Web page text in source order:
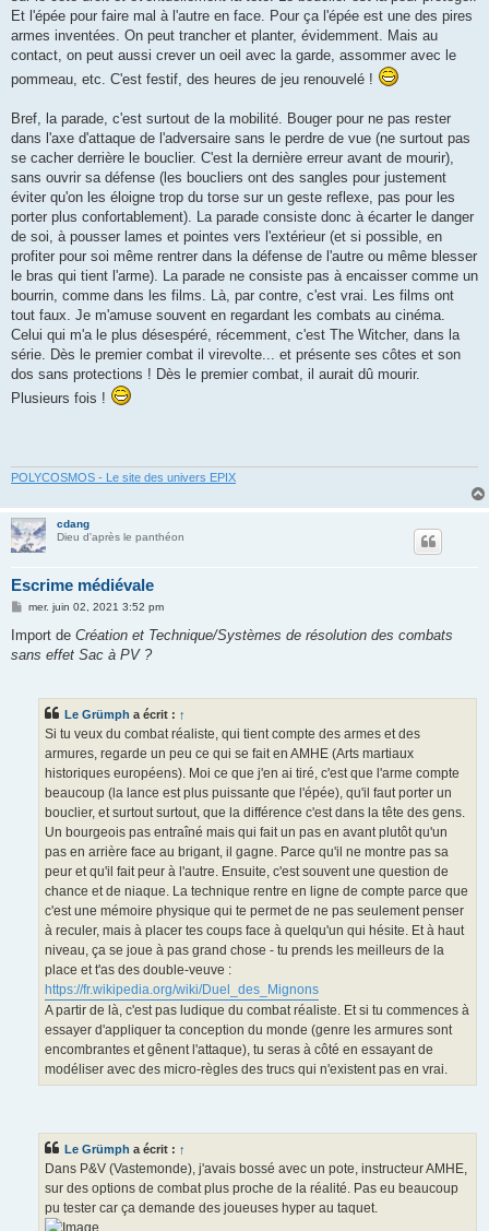
Et l'épée pour faire mal à l'autre en face. Pour ça l'épée est une des pires
armes inventées. On peut trancher et planter, évidemment. Mais au
contact, on peut aussi crever un oeil avec la garde, assommer avec le
pommeau, etc. C'est festif, des heures de jeu renouvelé !
Bref, la parade, c'est surtout de la mobilité. Bouger pour ne pas rester
dans l'axe d'attaque de l'adversaire sans le perdre de vue (ne surtout pas
se cacher derrière le bouclier. C'est la dernière erreur avant de mourir),
sans ouvrir sa défense (les boucliers ont des sangles pour justement
éviter qu'on les éloigne trop du torse sur un geste reflexe, pas pour les
porter plus confortablement). La parade consiste donc à écarter le danger
de soi, à pousser lames et pointes vers l'extérieur (et si possible, en
profiter pour soi même rentrer dans la défense de l'autre ou même blesser
le bras qui tient l'arme). La parade ne consiste pas à encaisser comme un
bourrin, comme dans les films. Là, par contre, c'est vrai. Les films ont
tout faux. Je m'amuse souvent en regardant les combats au cinéma.
Celui qui m'a le plus désespéré, récemment, c'est The Witcher, dans la
série. Dès le premier combat il virevolte... et présente ses côtes et son
dos sans protections ! Dès le premier combat, il aurait dû mourir.
Plusieurs fois !
POLYCOSMOS - Le site des univers EPIX
cdang
Dieu d'après le panthéon
Escrime médiévale
M
s
s
a
mer. juin 02, 2021 3:52 pm
Import de Création et Technique/Systèmes de résolution des combats
sans effet Sac à PV ?
Le Grümph a écrit : ↑
Si tu veux du combat réaliste, qui tient compte des armes et des
armures, regarde un peu ce qui se fait en AMHE (Arts martiaux
historiques européens). Moi ce que j'en ai tiré, c'est que l'arme compte
beaucoup (la lance est plus puissante que l'épée), qu'il faut porter un
bouclier, et surtout surtout, que la différence c'est dans la tête des gens.
Un bourgeois pas entraîné mais qui fait un pas en avant plutôt qu'un
pas en arrière face au brigant, il gagne. Parce qu'il ne montre pas sa
peur et qu'il fait peur à l'autre. Ensuite, c'est souvent une question de
chance et de niaque. La technique rentre en ligne de compte parce que
c'est une mémoire physique qui te permet de ne pas seulement penser
à reculer, mais à placer tes coups face à quelqu'un qui hésite. Et à haut
niveau, ça se joue à pas grand chose - tu prends les meilleurs de la
place et t'as des double-veuve :
https://fr.wikipedia.org/wiki/Duel_des_Mignons
A partir de là, c'est pas ludique du combat réaliste. Et si tu commences à
essayer d'appliquer ta conception du monde (genre les armures sont
encombrantes et gênent l'attaque), tu seras à côté en essayant de
modéliser avec des micro-règles des trucs qui n'existent pas en vrai.
Le Grümph a écrit : ↑
Dans P&V (Vastemonde), j'avais bossé avec un pote, instructeur AMHE,
sur des options de combat plus proche de la réalité. Pas eu beaucoup
pu tester car ça demande des joueuses hyper au taquet.